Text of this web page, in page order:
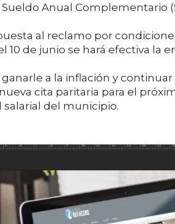
Anual Complementario
al reclamo por
10 de junio se hará efectiva la
a la inflación y
cita paritaria para el
del municipio.